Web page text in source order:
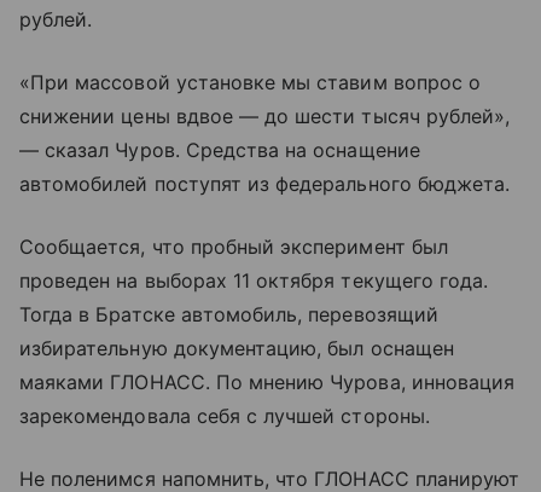
рублей.
«При массовой установке мы ставим вопрос о
снижении цены вдвое — до шести тысяч рублей»,
— сказал Чуров. Средства на оснащение
автомобилей поступят из федерального бюджета.
Сообщается, что пробный эксперимент был
проведен на выборах 11 октября текущего года.
Тогда в Братске автомобиль, перевозящий
избирательную документацию, был оснащен
маяками ГЛОНАСС. По мнению Чурова, инновация
зарекомендовала себя с лучшей стороны.
Не поленимся напомнить, что ГЛОНАСС планируют